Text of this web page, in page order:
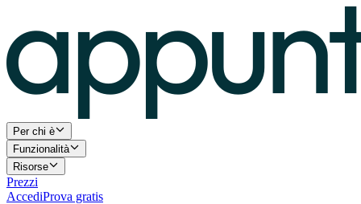
Per chi è
Funzionalità
Risorse
Prezzi
AccediProva gratis